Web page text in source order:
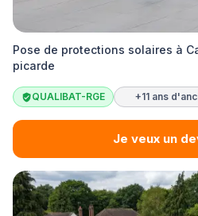
Pose de protections solaires à
picarde
QUALIBAT-RGE +11 ans
Je veux un